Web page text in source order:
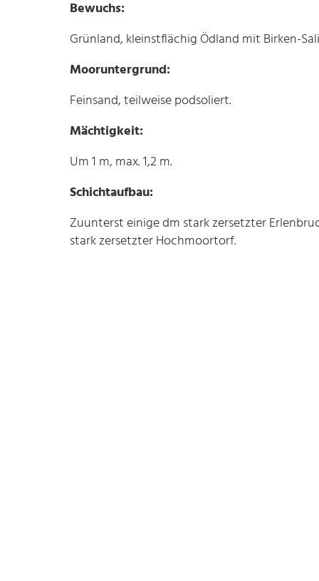
Bewuchs:
Grünland, kleinstflächig Ödland mit Birken-
Mooruntergrund:
Feinsand, teilweise podsoliert.
Mächtigkeit:
Um 1 m, max. 1,2 m.
Schichtaufbau:
Zuunterst einige dm stark zersetzter
stark zersetzter Hochmoortorf.